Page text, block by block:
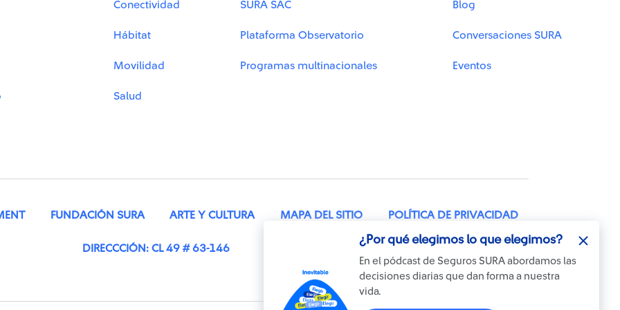
¿Por qué elegimos lo que elegimos?
En el pódcast de Seguros SURA abordamos las
decisiones diarias que dan forma a nuestra
vida.
Conectividad
Hábitat
Movilidad
Salud
SURA SAC
Plataforma Observatorio
Programas multinacionales
Blog
Conversaciones SURA
Eventos
FUNDACIÓN SURA ARTE Y CULTURA MAPA DEL SITIO POLÍTICA DE PRIVACIDAD
DIRECCCIÓN: CL 49 # 63-146 TELÉFONO: 604 2602100